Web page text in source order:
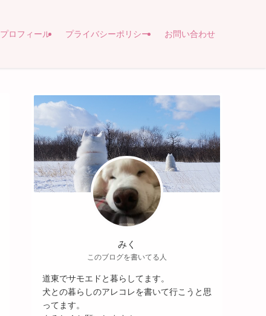
プロフィール プライバシーポリシー お問い合わせ
みく
このブログを書いてる人
道東でサモエドと暮らしてます。
犬との暮らしのアレコレを書いて行こうと思
ってます。